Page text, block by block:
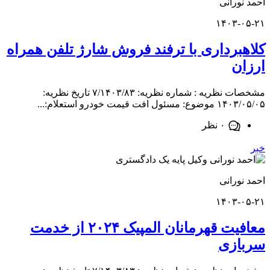
۲۱
با ترفند فروش شارژ تلفن همراه
مشخصات نظریه : شماره نظریه: ۷/۱۴۰۳/۸۳ تاریخ نظریه:
قیمت خودرو استعلام:...
۰ نظر
۲۱
معافیت قهرمانان المپیک ۲۰۲۴ از خدمت